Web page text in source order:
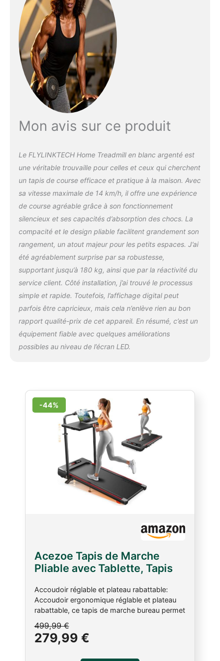
ce mini tapis de marche affiche vitesse,
distance, temps et calories en temps réel;
Télécommande magnétique et appli
connectée pour contrôle précis Moteur
silencieux avec charge 136 kg: Moteur 2,5 CV
inférieur à 45 dB, ce tapis roulant pliable allie
discrétion et robustesse; Surface 40x100 cm,
charge 136 kg: un petit tapis de marche
stable sans dérangement
Mon avis sur ce produit
Le FLYLINKTECH Home Treadmill en blanc argenté est
une véritable trouvaille pour celles et ceux qui cherchent
un tapis de course efficace et pratique à la maison. Avec
sa vitesse maximale de 14 km/h, il offre une expérience
de course agréable grâce à son fonctionnement
silencieux et ses capacités d’absorption des chocs. La
compacité et le design pliable facilitent grandement son
rangement, un atout majeur pour les petits espaces. J’ai
été agréablement surprise par sa robustesse,
supportant jusqu’à 180 kg, ainsi que par la réactivité du
service client. Côté installation, j’ai trouvé le processus
simple et rapide. Toutefois, l’affichage digital peut
parfois être capricieux, mais cela n’enlève rien au bon
rapport qualité-prix de cet appareil. En résumé, c’est un
équipement fiable avec quelques améliorations
possibles au niveau de l’écran LED.
Acezoe Tapis de Marche
Pliable avec Tablette, Tapis
Vitesse 12 km/h, Walking Pad
Moteur 2.5 HP, Écran LED,
Télécommande, 136KG pour
Maison/Bureau
Accoudoir réglable et plateau rabattable:
Accoudoir ergonomique réglable et plateau
rabattable, ce tapis de marche bureau permet
écran; Idéal usage domestique ou
professionnel, alliant confort et polyvalence
499,99 €
279,99 €
-44%